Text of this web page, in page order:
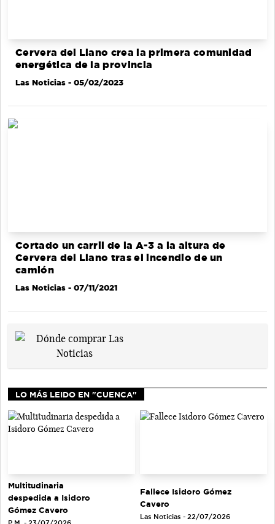
Cervera del Llano crea la primera comunidad
energética de la provincia
Las Noticias - 05/02/2023
Cortado un carril de la A-3 a la altura de
Cervera del Llano tras el incendio de un
camión
Las Noticias - 07/11/2021
LO MÁS LEIDO EN "CUENCA"
Multitudinaria
despedida a Isidoro
Gómez Cavero
P.M. - 23/07/2026
Fallece Isidoro Gómez
Cavero
Las Noticias - 22/07/2026